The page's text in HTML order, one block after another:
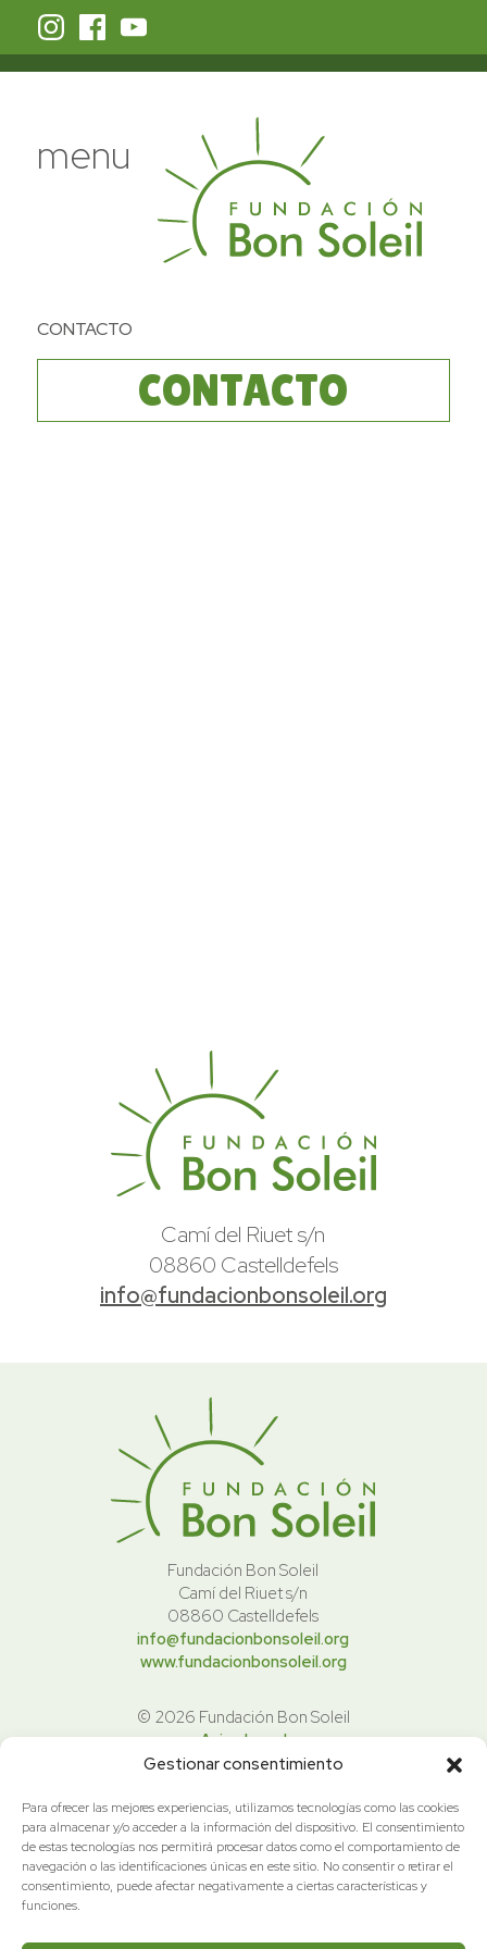
Gestionar consentimiento
Para ofrecer las mejores experiencias, utilizamos tecnologías como las cookies
para almacenar y/o acceder a la información del dispositivo. El consentimiento
de estas tecnologías nos permitirá procesar datos como el comportamiento de
navegación o las identificaciones únicas en este sitio. No consentir o retirar el
consentimiento, puede afectar negativamente a ciertas características y
funciones.
menu
CONTACTO
CONTACTO
Camí del Riuet s/n
08860 Castelldefels
info@fundacionbonsoleil.org
Fundación Bon Soleil
Camí del Riuet s/n
08860 Castelldefels
info@fundacionbonsoleil.org
www.fundacionbonsoleil.org
© 2026 Fundación Bon Soleil
Aviso Legal
Politica de Privacidad
La Fundación forma parte del colegio